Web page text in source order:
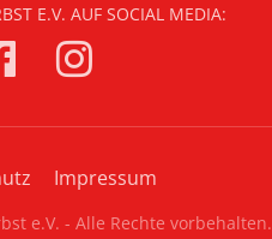
E.V. AUF SOCIAL MEDIA:
Impressum
e.V. - Alle Rechte vorbehalten.